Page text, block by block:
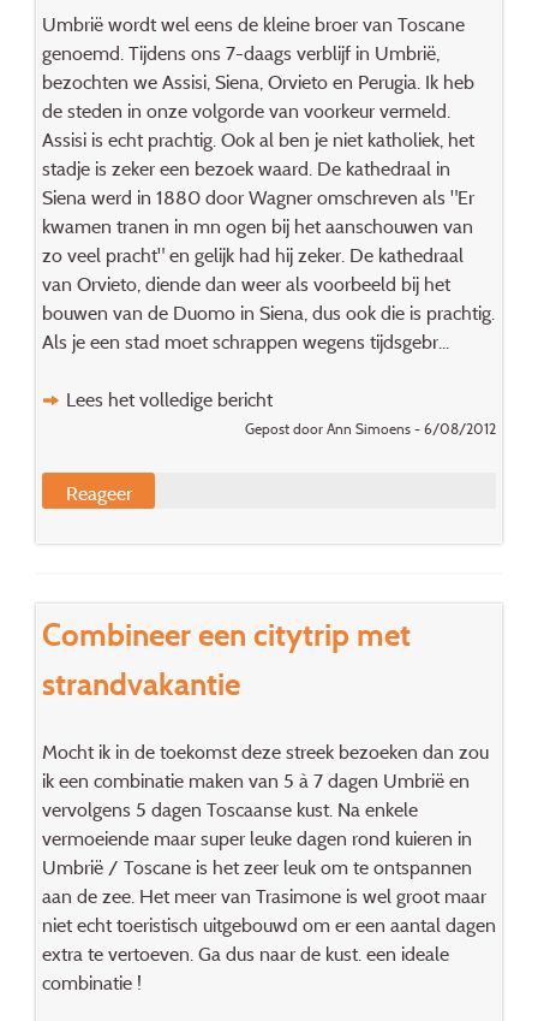
Umbrië wordt wel eens de kleine broer van Toscane
genoemd. Tijdens ons 7-daags verblijf in Umbrië,
bezochten we Assisi, Siena, Orvieto en Perugia. Ik heb
de steden in onze volgorde van voorkeur vermeld.
Assisi is echt prachtig. Ook al ben je niet katholiek, het
stadje is zeker een bezoek waard. De kathedraal in
Siena werd in 1880 door Wagner omschreven als "Er
kwamen tranen in mn ogen bij het aanschouwen van
zo veel pracht" en gelijk had hij zeker. De kathedraal
van Orvieto, diende dan weer als voorbeeld bij het
bouwen van de Duomo in Siena, dus ook die is prachtig.
Als je een stad moet schrappen wegens tijdsgebr...
Lees het volledige bericht
Gepost door Ann Simoens - 6/08/2012
Reageer
Combineer een citytrip met
strandvakantie
Mocht ik in de toekomst deze streek bezoeken dan zou
ik een combinatie maken van 5 à 7 dagen Umbrië en
vervolgens 5 dagen Toscaanse kust. Na enkele
vermoeiende maar super leuke dagen rond kuieren in
Umbrië / Toscane is het zeer leuk om te ontspannen
aan de zee. Het meer van Trasimone is wel groot maar
niet echt toeristisch uitgebouwd om er een aantal dagen
extra te vertoeven. Ga dus naar de kust. een ideale
combinatie !